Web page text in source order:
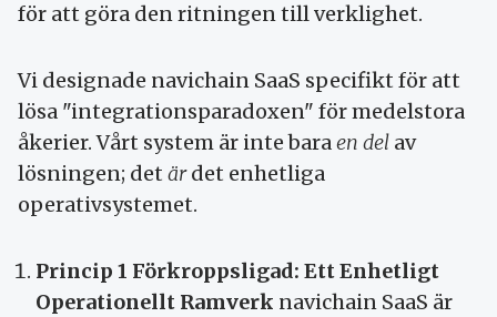
för att göra den ritningen till verklighet.
Vi designade navichain SaaS specifikt för att
lösa "integrationsparadoxen" för medelstora
åkerier. Vårt system är inte baraen del av
lösningen; det ärdet enhetliga
operativsystemet.
Princip 1 Förkroppsligad: Ett Enhetligt
Operationellt Ramverk navichain SaaS är